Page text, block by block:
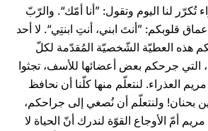
تُكرّر لنا اليوم وتقول: ”أنا أمّك“. والرّبّ
قلوبكم: ”أنتَ ابني، أنتِ ابنتِي“. لا أحد
هذه العطيّة الشّخصيّة المُقدّمة لكلّ
التي جرحكم بعض أعضائها للأسف، تجثوا
العذراء. لنتعلّم منها كلّنا أن نحافظ
بحنان! ولنتعلّم أن نُصغي إلى جراحكم،
أمّ الأوجاع القوّة لندرك أنّ الحياة لا